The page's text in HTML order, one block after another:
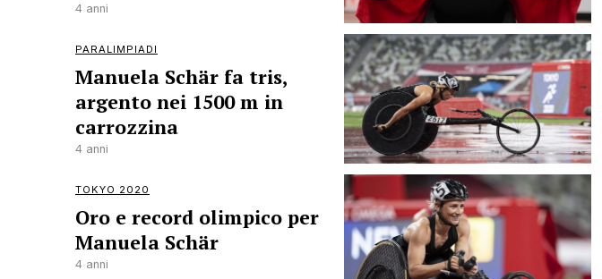
4 anni
PARALIMPIADI
Manuela Schär fa tris,
argento nei 1500 m in
carrozzina
4 anni
TOKYO 2020
Oro e record olimpico per
Manuela Schär
4 anni